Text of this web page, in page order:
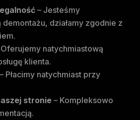
– Jesteśmy
działamy zgodnie z
natychmiastową
klienta.
– Płacimy natychmiast przy
stronie – Kompleksowo